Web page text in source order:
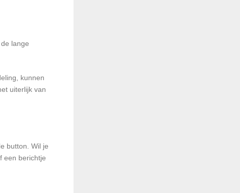
lange
kunnen
uiterlijk van
button. Wil je
een berichtje